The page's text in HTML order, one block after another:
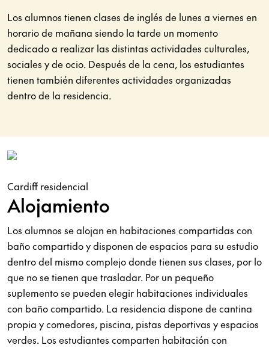
Los alumnos tienen clases de inglés de lunes a viernes en
horario de mañana siendo la tarde un momento
dedicado a realizar las distintas actividades culturales,
sociales y de ocio. Después de la cena, los estudiantes
tienen también diferentes actividades organizadas
dentro de la residencia.
Cardiff residencial
Alojamiento
Los alumnos se alojan en habitaciones compartidas con
baño compartido y disponen de espacios para su estudio
dentro del mismo complejo donde tienen sus clases, por lo
que no se tienen que trasladar. Por un pequeño
suplemento se pueden elegir habitaciones individuales
con baño compartido. La residencia dispone de cantina
propia y comedores, piscina, pistas deportivas y espacios
verdes. Los estudiantes comparten habitación con